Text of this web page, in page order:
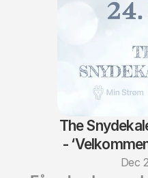
The
-
of
Dec